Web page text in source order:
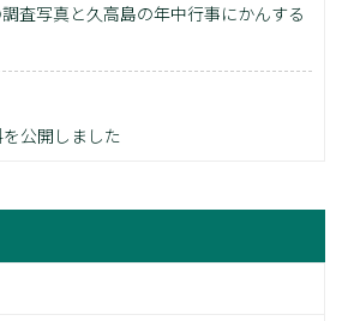
査写真と久高島の年中行事にかんする
公開しました